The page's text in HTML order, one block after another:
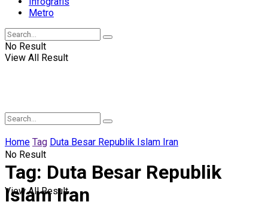
Metro
No Result
View All Result
No Result
View All Result
Home Tag Duta Besar Republik Islam Iran
Tag: Duta Besar Republik
Islam Iran